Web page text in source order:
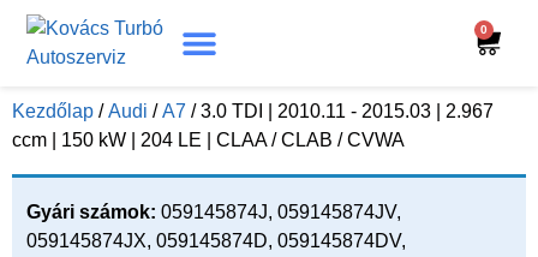
0
Kezdőlap /Audi /A7 / 3.0 TDI | 2010.11 - 2015.03 | 2.967
ccm | 150 kW | 204 LE | CLAA / CLAB / CVWA
Gyári számok: 059145874J, 059145874JV,
059145874JX, 059145874D, 059145874DV,